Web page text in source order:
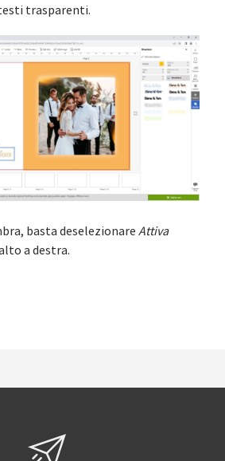
trasparenti.
basta deselezionare Attiva
a destra.